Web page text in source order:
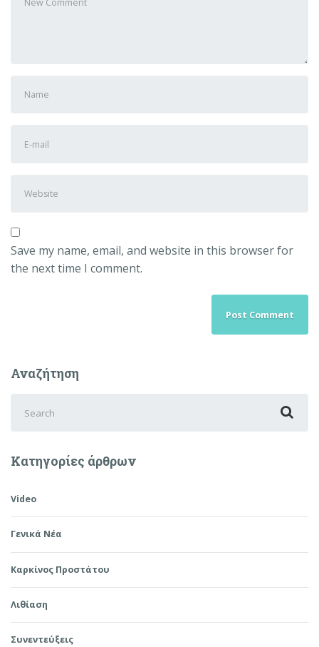
comment*
and
mail
Save my name, email, and website in this browser for
the next time I comment.
Αναζήτηση
for:
Κατηγορίες άρθρων
Video
Γενικά Νέα
Καρκίνος Προστάτου
Λιθίαση
Συνεντεύξεις